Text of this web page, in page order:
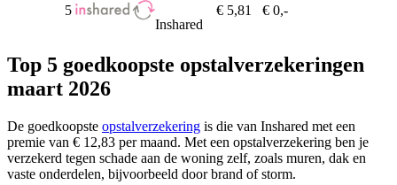
5
Inshared
€ 5,81 € 0,-
Top 5 goedkoopste opstalverzekeringen
maart 2026
De goedkoopste opstalverzekering is die van Inshared met een
premie van € 12,83 per maand. Met een opstalverzekering ben je
verzekerd tegen schade aan de woning zelf, zoals muren, dak en
vaste onderdelen, bijvoorbeeld door brand of storm.